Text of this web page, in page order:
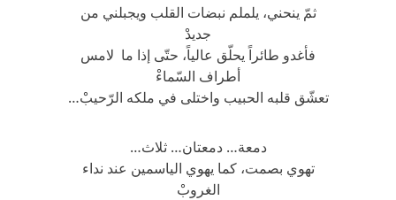
ثمّ ينحني، يلملم نبضات القلب ويجبلني من
جديدْ
فأغدو طائراً يحلّق عالياً، حتّى إذا ما لامس
أطراف السّماءْ
تعشّق قلبه الحبيب واختلى في ملكه الرّحيبْ…
دمعة… دمعتان… ثلاث…
تهوي بصمت، كما يهوي الياسمين عند نداء
الغروبْ